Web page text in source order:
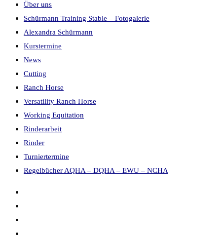
Über uns
Schürmann Training Stable – Fotogalerie
Alexandra Schürmann
Kurstermine
News
Cutting
Ranch Horse
Versatility Ranch Horse
Working Equitation
Rinderarbeit
Rinder
Turniertermine
Regelbücher AQHA – DQHA – EWU – NCHA